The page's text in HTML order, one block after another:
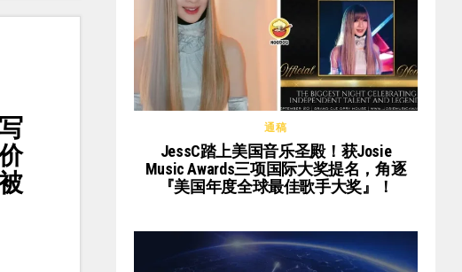
通稿
JessC踏上美国音乐圣殿！获Josie
Music Awards三项国际大奖提名，角逐
『美国年度全球最佳歌手大奖』！